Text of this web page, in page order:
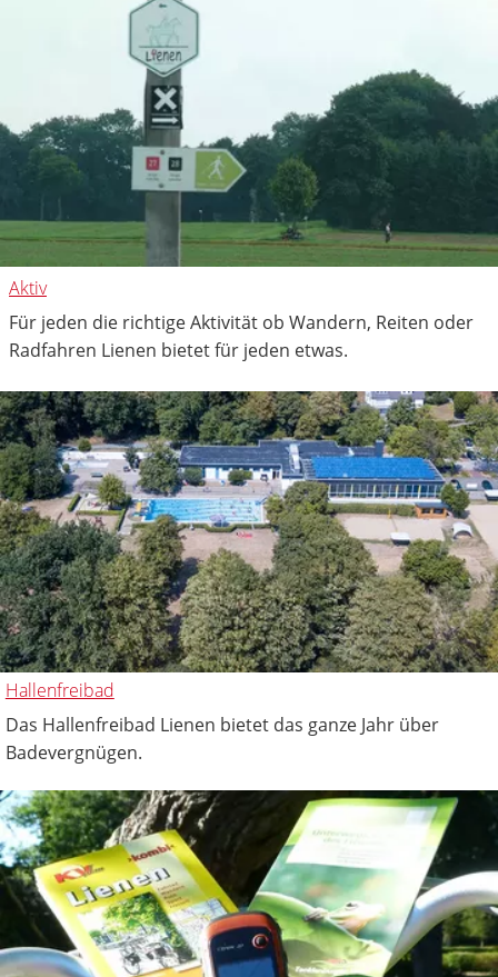
Aktiv
Für jeden die richtige Aktivität ob Wandern, Reiten oder
Radfahren Lienen bietet für jeden etwas.
Hallenfreibad
Das Hallenfreibad Lienen bietet das ganze Jahr über
Badevergnügen.